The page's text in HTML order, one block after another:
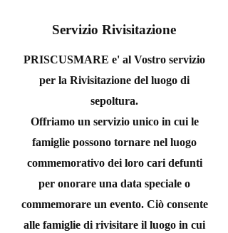
Servizio Rivisitazione
PRISCUSMARE e' al Vostro servizio
per la Rivisitazione del luogo di
sepoltura.
Offriamo un servizio unico in cui le
famiglie possono tornare nel luogo
commemorativo dei loro cari defunti
per onorare una data speciale o
commemorare un evento. Ciò consente
alle famiglie di rivisitare il luogo in cui